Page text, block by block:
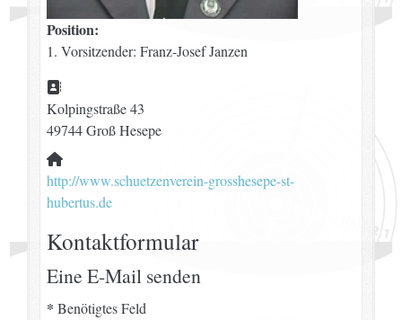
Position:
1. Vorsitzender: Franz-Josef Janzen
Adresse:
Kolpingstraße 43
49744 Groß Hesepe
Website:
http://www.schuetzenverein-grosshesepe-st-
hubertus.de
Kontaktformular
Eine E-Mail senden
* Benötigtes Feld